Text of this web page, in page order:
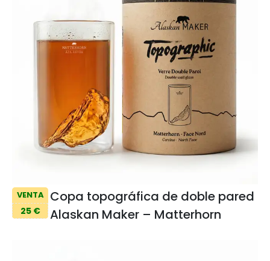
VENTA
25 €
Copa topográfica de doble pared
Alaskan Maker – Matterhorn